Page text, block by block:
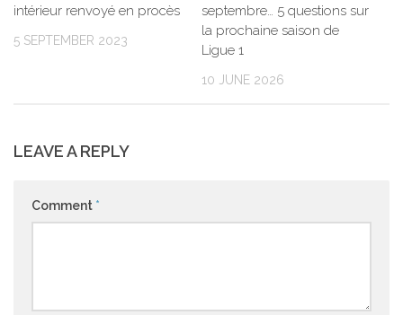
intérieur renvoyé en procès
5 SEPTEMBER 2023
septembre… 5 questions sur
la prochaine saison de
Ligue 1
10 JUNE 2026
LEAVE A REPLY
Comment *